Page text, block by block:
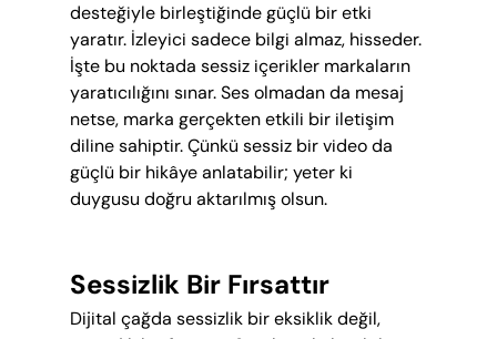
desteğiyle birleştiğinde güçlü bir etki
yaratır. İzleyici sadece bilgi almaz, hisseder.
İşte bu noktada sessiz içerikler markaların
yaratıcılığını sınar. Ses olmadan da mesaj
netse, marka gerçekten etkili bir iletişim
diline sahiptir. Çünkü sessiz bir video da
güçlü bir hikâye anlatabilir; yeter ki
duygusu doğru aktarılmış olsun.
Sessizlik Bir Fırsattır
Dijital çağda sessizlik bir eksiklik değil,